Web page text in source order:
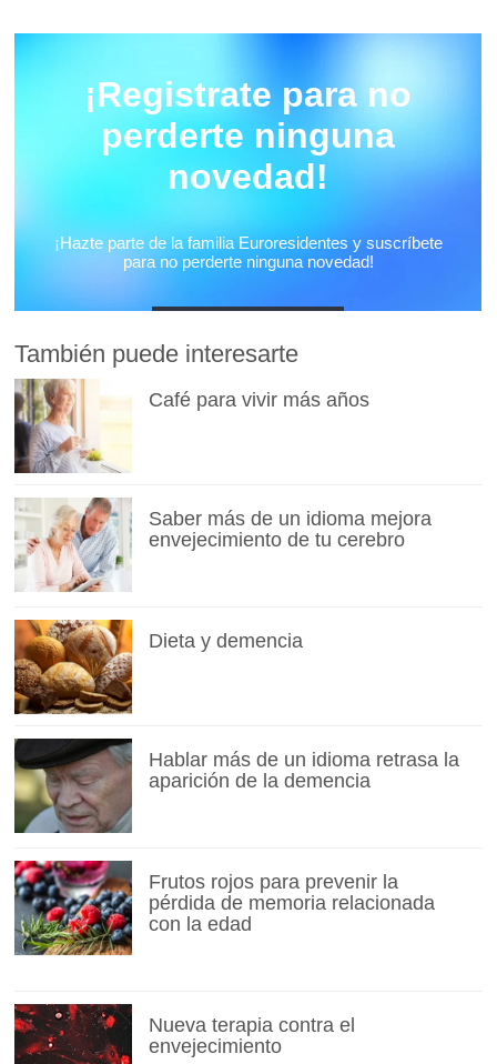
También puede interesarte
Café para vivir más años
Saber más de un idioma mejora
envejecimiento de tu cerebro
Dieta y demencia
Hablar más de un idioma retrasa la
aparición de la demencia
Frutos rojos para prevenir la
pérdida de memoria relacionada
con la edad
Nueva terapia contra el
envejecimiento